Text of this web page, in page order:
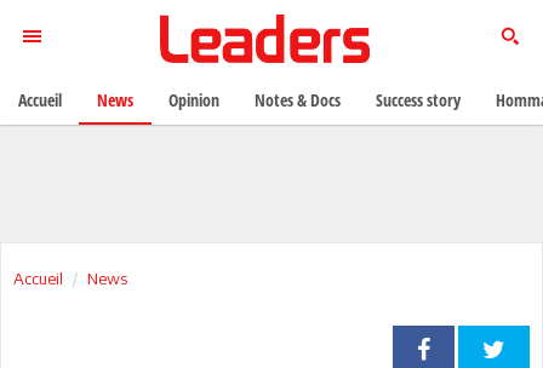
Accueil News
Accueil News Opinion Notes & Docs Success story